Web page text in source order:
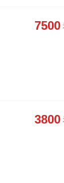
7500
3800